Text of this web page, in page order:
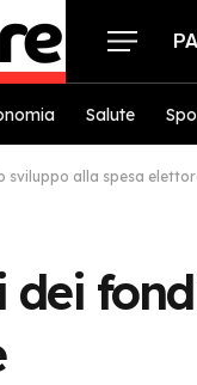
Salute
sviluppo alla spesa
dei